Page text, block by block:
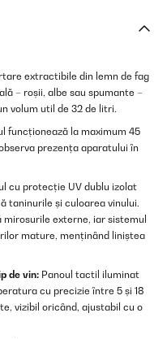
extractibile din lemn de fag
– roșii, albe sau spumante –
volum util de 32 de litri.
funcționează la maximum 45
prezența aparatului în
cu protecție UV dublu izolat
taninurile și culoarea vinului.
externe, iar sistemul
mature, menținând liniștea
de vin: Panoul tactil iluminat
cu precizie între 5 și 18
vizibil oricând, ajustabil cu o